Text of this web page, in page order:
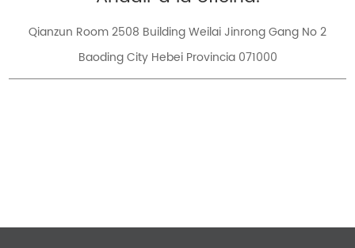
Qianzun Room 2508 Building Weilai Jinrong Gang No 2
Baoding City Hebei Provincia 071000